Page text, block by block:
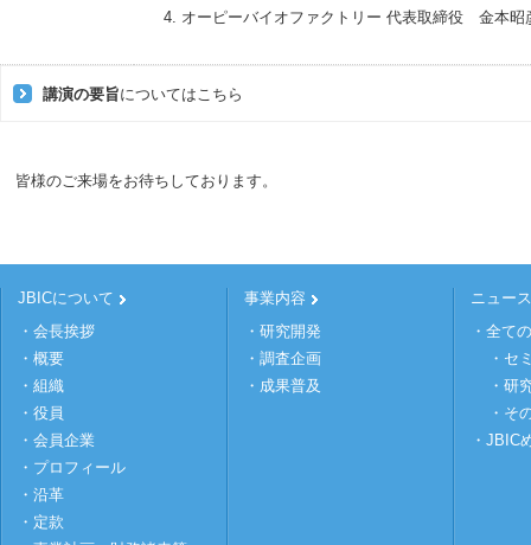
オーピーバイオファクトリー 代表取締役 金本昭
講演の要旨についてはこちら
皆様のご来場をお待ちしております。
JBICについて
・会長挨拶
・概要
・組織
・役員
・会員企業
・プロフィール
・沿革
・定款
事業内容
・研究開発
・調査企画
・成果普及
ニュース
・全て
・セ
・研
・そ
・JBIC